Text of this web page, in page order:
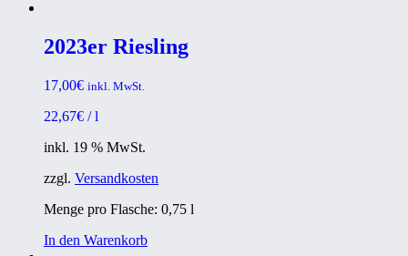
2023er Riesling
17,00€ inkl. MwSt.
22,67€ /l
inkl. 19 % MwSt.
zzgl. Versandkosten
Menge pro Flasche: 0,75 l
In den Warenkorb